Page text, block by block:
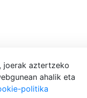
Lege-
joerak aztertzeko
ahalik eta
politika